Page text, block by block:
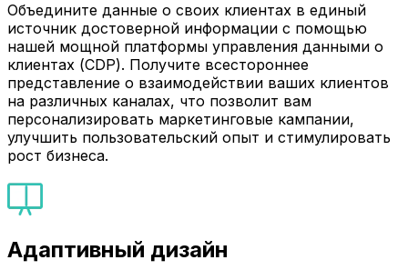
Объедините данные о своих клиентах в единый
источник достоверной информации с помощью
нашей мощной платформы управления данными о
клиентах (CDP). Получите всестороннее
представление о взаимодействии ваших клиентов
на различных каналах, что позволит вам
персонализировать маркетинговые кампании,
улучшить пользовательский опыт и стимулировать
рост бизнеса.
Адаптивный дизайн